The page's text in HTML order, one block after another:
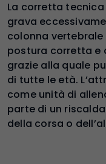
La corretta
grava
colonna
postura corretta e
grazie alla quale
di tutte le età.
come unità di
parte di un
della corsa o